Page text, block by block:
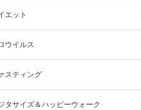
エット
ウイルス
スティング
タサイズ＆ハッピーウォーク